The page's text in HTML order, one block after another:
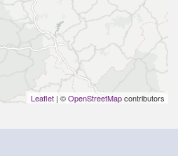
Leaflet | ©OpenStreetMapcontributors